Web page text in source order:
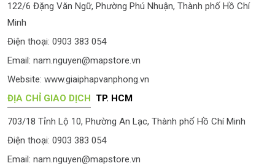
122/6 Đặng Văn Ngữ, Phường Phú Nhuận, Thành phố Hồ Chí
Minh
Điện thoại: 0903 383 054
Email: nam.nguyen@mapstore.vn
Website: www.giaiphapvanphong.vn
ĐỊA CHỈ GIAO DỊCH
TP. HCM
703/18 Tỉnh Lộ 10, Phường An Lạc, Thành phố Hồ Chí Minh
Điện thoại: 0903 383 054
Email: nam.nguyen@mapstore.vn